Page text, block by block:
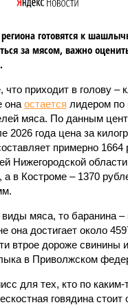
готовятся к
за мясом, важно
что приходит в голову –
она остается лидером по
мяса. По данным
2026 года цена за
примерно
Нижегородской
а в Костроме – 1370
мяса, то баранина
она достигает около
втрое дороже свинины
в Приволжском
для тех, кто по
говядина стоит